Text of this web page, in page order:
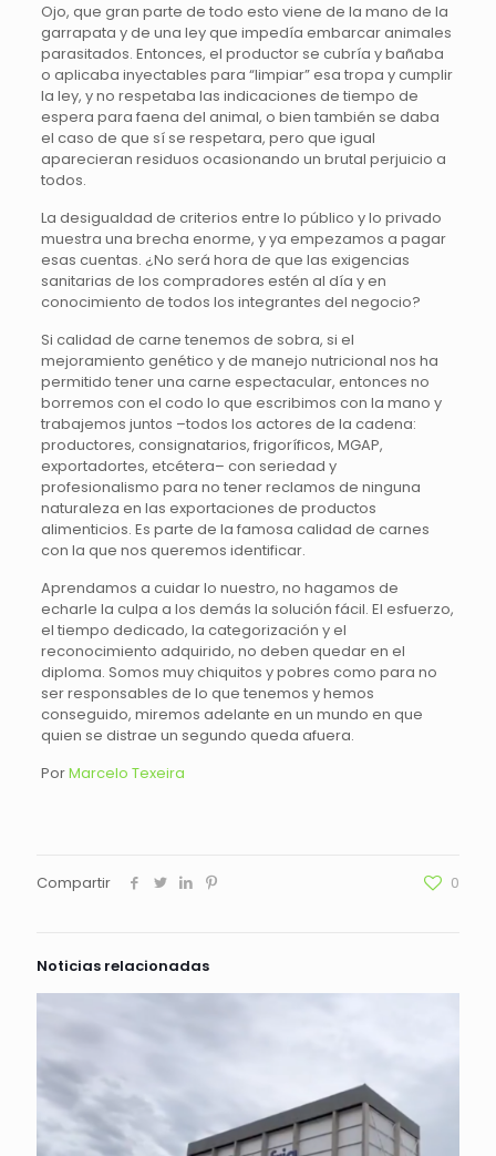
Ojo, que gran parte de todo esto viene de la mano de la
garrapata y de una ley que impedía embarcar animales
parasitados. Entonces, el productor se cubría y bañaba
o aplicaba inyectables para “limpiar” esa tropa y cumplir
la ley, y no respetaba las indicaciones de tiempo de
espera para faena del animal, o bien también se daba
el caso de que sí se respetara, pero que igual
aparecieran residuos ocasionando un brutal perjuicio a
todos.
La desigualdad de criterios entre lo público y lo privado
muestra una brecha enorme, y ya empezamos a pagar
esas cuentas. ¿No será hora de que las exigencias
sanitarias de los compradores estén al día y en
conocimiento de todos los integrantes del negocio?
Si calidad de carne tenemos de sobra, si el
mejoramiento genético y de manejo nutricional nos ha
permitido tener una carne espectacular, entonces no
borremos con el codo lo que escribimos con la mano y
trabajemos juntos –todos los actores de la cadena:
productores, consignatarios, frigoríficos, MGAP,
exportadortes, etcétera– con seriedad y
profesionalismo para no tener reclamos de ninguna
naturaleza en las exportaciones de productos
alimenticios. Es parte de la famosa calidad de carnes
con la que nos queremos identificar.
Aprendamos a cuidar lo nuestro, no hagamos de
echarle la culpa a los demás la solución fácil. El esfuerzo,
el tiempo dedicado, la categorización y el
reconocimiento adquirido, no deben quedar en el
diploma. Somos muy chiquitos y pobres como para no
ser responsables de lo que tenemos y hemos
conseguido, miremos adelante en un mundo en que
quien se distrae un segundo queda afuera.
PorMarcelo Texeira
Compartir 0
Noticias relacionadas